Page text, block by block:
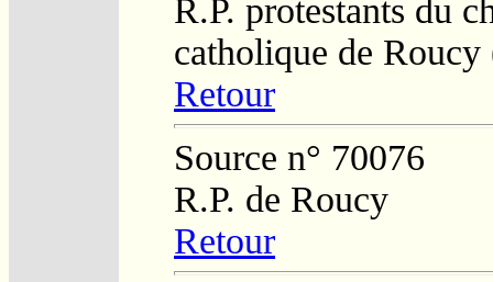
R.P. protestants du
catholique de Roucy
Retour
Source n° 70076
R.P. de Roucy
Retour